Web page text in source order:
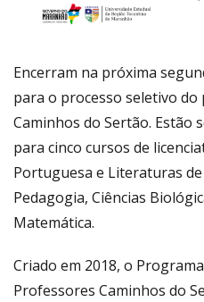
Encerram na próxima
para o processo seletivo do
Caminhos do Sertão. Estão
para cinco cursos de
Portuguesa e Literaturas
Pedagogia, Ciências
Matemática.
Criado em 2018, o
Professores Caminhos do